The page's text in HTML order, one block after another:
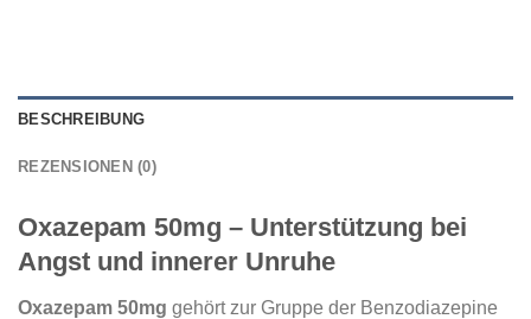
BESCHREIBUNG
REZENSIONEN (0)
Oxazepam 50mg – Unterstützung bei
Angst und innerer Unruhe
Oxazepam 50mg gehört zur Gruppe der Benzodiazepine